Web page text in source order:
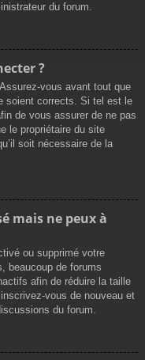
du forum.
?
vous avant tout que
soient corrects. Si tel est le
de vous assurer de ne pas
le propriétaire du site
soit nécessaire de la
mais ne peux à
ou supprimé votre
beaucoup de forums
afin de réduire la taille
vous de nouveau et
du forum.